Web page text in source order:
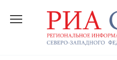
содержанию